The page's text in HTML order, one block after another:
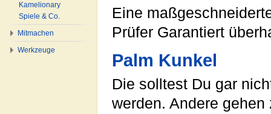
Eine
Prüfer Garantiert
Palm Kunkel
Die solltest Du gar
werden. Andere
Kamelionary
Spiele & Co.
Mitmachen
Werkzeuge